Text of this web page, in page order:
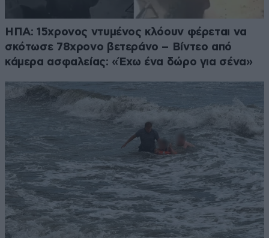
ΗΠΑ: 15χρονος ντυμένος κλόουν φέρεται να
σκότωσε 78χρονο βετεράνο – Βίντεο από
κάμερα ασφαλείας: «Έχω ένα δώρο για σένα»